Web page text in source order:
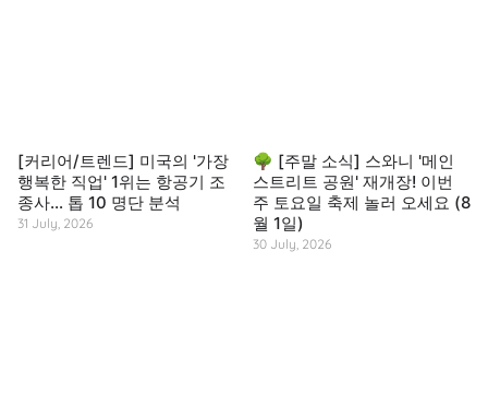
[커리어/트렌드] 미국의 '가장
행복한 직업' 1위는 항공기 조
종사… 톱 10 명단 분석
31 July, 2026
🌳 [주말 소식] 스와니 '메인
스트리트 공원' 재개장! 이번
주 토요일 축제 놀러 오세요 (8
월 1일)
30 July, 2026